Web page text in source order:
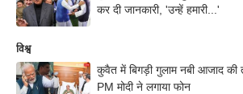
कर दी जानकारी, 'उन्हें हमारी...'
विश्व
कुवैत में बिगड़ी गुलाम नबी आजाद की
PM मोदी ने लगाया फोन